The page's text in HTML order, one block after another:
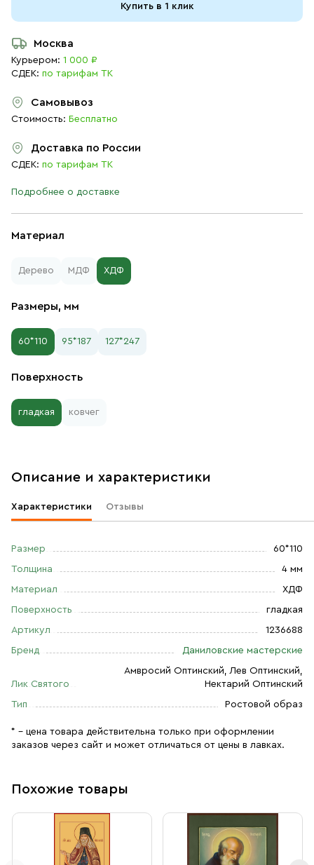
Материал
Дерево МДФ ХДФ
Размеры, мм
60*110 95*187 127*247
Поверхность
гладкая ковчег
Купить в 1 клик
Москва
Курьером: 1 000 ₽
СДЕК: по тарифам ТК
Самовывоз
Стоимость: Бесплатно
Доставка по России
СДЕК: по тарифам ТК
Подробнее о доставке
Описание и характеристики
Характеристики Отзывы
Размер 60*110
Толщина 4 мм
Материал ХДФ
Поверхность гладкая
Артикул 1236688
Бренд Даниловские мастерские
Лик Святого
Амвросий Оптинский, Лев Оптинский,
Нектарий Оптинский
Тип Ростовой образ
* – цена товара действительна только при оформлении
заказов через сайт и может отличаться от цены в лавках.
Похожие товары